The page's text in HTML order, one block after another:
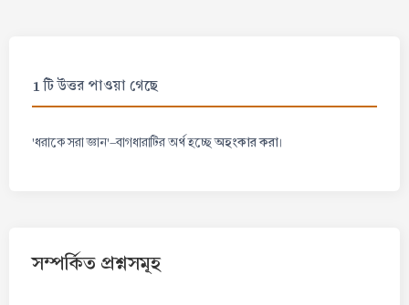
1 টি উত্তর পাওয়া গেছে
'ধরাকে সরা জ্ঞান'-বাগধারাটির অর্থ হচ্ছেঅহংকার করা।
সম্পর্কিত প্রশ্নসমূহ